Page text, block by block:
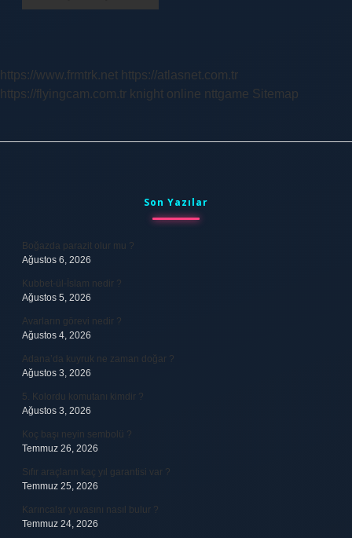
https://www.frmtrk.net https://atlasnet.com.tr
https://flyingcam.com.tr knight online nttgame Sitemap
Son Yazılar
Boğazda parazit olur mu ?
Ağustos 6, 2026
Kubbet-ül-İslam nedir ?
Ağustos 5, 2026
Avarların görevi nedir ?
Ağustos 4, 2026
Adana’da kuyruk ne zaman doğar ?
Ağustos 3, 2026
5. Kolordu komutanı kimdir ?
Ağustos 3, 2026
Koç başı neyin sembolü ?
Temmuz 26, 2026
Sıfır araçların kaç yıl garantisi var ?
Temmuz 25, 2026
Karıncalar yuvasını nasıl bulur ?
Temmuz 24, 2026